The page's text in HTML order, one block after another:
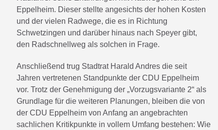
Eppelheim. Dieser stellte angesichts der hohen Kosten
und der vielen Radwege, die es in Richtung
Schwetzingen und darüber hinaus nach Speyer gibt,
den Radschnellweg als solchen in Frage.
Anschließend trug Stadtrat Harald Andres die seit
Jahren vertretenen Standpunkte der CDU Eppelheim
vor. Trotz der Genehmigung der „Vorzugsvariante 2“ als
Grundlage für die weiteren Planungen, bleiben die von
der CDU Eppelheim von Anfang an angebrachten
sachlichen Kritikpunkte in vollem Umfang bestehen: Wie